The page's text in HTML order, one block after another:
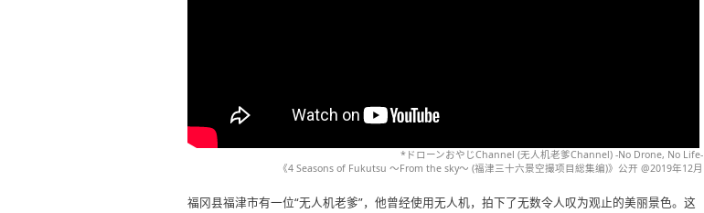
*ドローンおやじChannel (无人机老爹Channel) -No Drone, No Life-
《4 Seasons of Fukutsu ～From the sky～ (福津三十六景空撮项目総集编)》公开 @2019年12月
福冈县福津市有一位“无人机老爹”，他曾经使用无人机，拍下了无数令人叹为观止的美丽景色。这